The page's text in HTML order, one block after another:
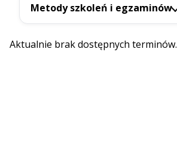
Metody szkoleń i egzaminów
Aktualnie brak dostępnych terminów.